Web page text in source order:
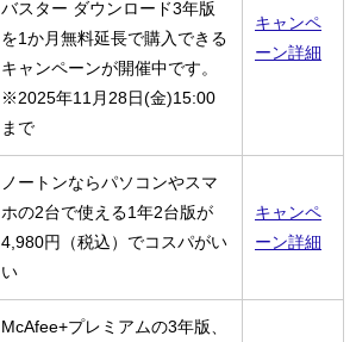
バスター ダウンロード3年版
を1か月無料延長で購入できる
キャンペーンが開催中です。
※2025年11月28日(金)15:00
まで
キャンペ
ーン詳細
ノートンならパソコンやスマ
ホの2台で使える1年2台版が
4,980円（税込）でコスパがい
い
キャンペ
ーン詳細
McAfee+プレミアムの3年版、